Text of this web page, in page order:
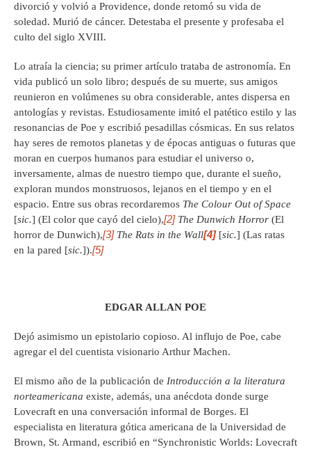
divorció y volvió a Providence, donde retomó su vida de
soledad. Murió de cáncer. Detestaba el presente y profesaba el
culto del siglo XVIII.
Lo atraía la ciencia; su primer artículo trataba de astronomía. En
vida publicó un solo libro; después de su muerte, sus amigos
reunieron en volúmenes su obra considerable, antes dispersa en
antologías y revistas. Estudiosamente imitó el patético estilo y las
resonancias de Poe y escribió pesadillas cósmicas. En sus relatos
hay seres de remotos planetas y de épocas antiguas o futuras que
moran en cuerpos humanos para estudiar el universo o,
inversamente, almas de nuestro tiempo que, durante el sueño,
exploran mundos monstruosos, lejanos en el tiempo y en el
espacio. Entre sus obras recordaremos The Colour Out of Space
[sic.] (El color que cayó del cielo),[2] The Dunwich Horror (El
horror de Dunwich),[3] The Rats in the Wall[4][sic.] (Las ratas
en la pared [sic.]).[5]
EDGAR ALLAN POE
Dejó asimismo un epistolario copioso. Al influjo de Poe, cabe
agregar el del cuentista visionario Arthur Machen.
El mismo año de la publicación de Introducción a la literatura
norteamericana existe, además, una anécdota donde surge
Lovecraft en una conversación informal de Borges. El
especialista en literatura gótica americana de la Universidad de
Brown, St. Armand, escribió en “Synchronistic Worlds: Lovecraft